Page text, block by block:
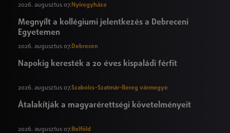
2026. augusztus 07. Nyíregyháza
Megnyílt a kollégiumi jelentkezés a Debreceni
Egyetemen
2026. augusztus 07.Debrecen
Napokig keresték a 20 éves kispaládi férfit
2026. augusztus 07.Szabolcs-Szatmár-Bereg vármegye
Átalakítják a magyarérettségi követelményeit
2026. augusztus 07.Belföld